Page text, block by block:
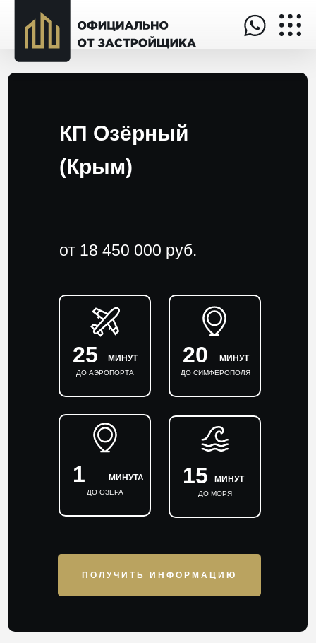
25 МИНУТ
ДО АЭРОПОРТА
КП Озёрный
(Крым)
от 18 450 000 руб.
15 МИНУТ
ДО МОРЯ
ПОЛУЧИТЬ ИНФОРМАЦИЮ
20 МИНУТ
ДО СИМФЕРОПОЛЯ
1 МИНУТА
ДО ОЗЕРА